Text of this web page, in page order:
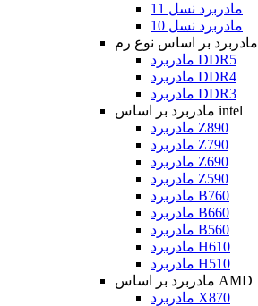
مادربرد نسل 11
مادربرد نسل 10
مادربرد بر اساس نوع رم
مادربرد DDR5
مادربرد DDR4
مادربرد DDR3
مادربرد بر اساس intel
مادربرد Z890
مادربرد Z790
مادربرد Z690
مادربرد Z590
مادربرد B760
مادربرد B660
مادربرد B560
مادربرد H610
مادربرد H510
مادربرد بر اساس AMD
مادربرد X870